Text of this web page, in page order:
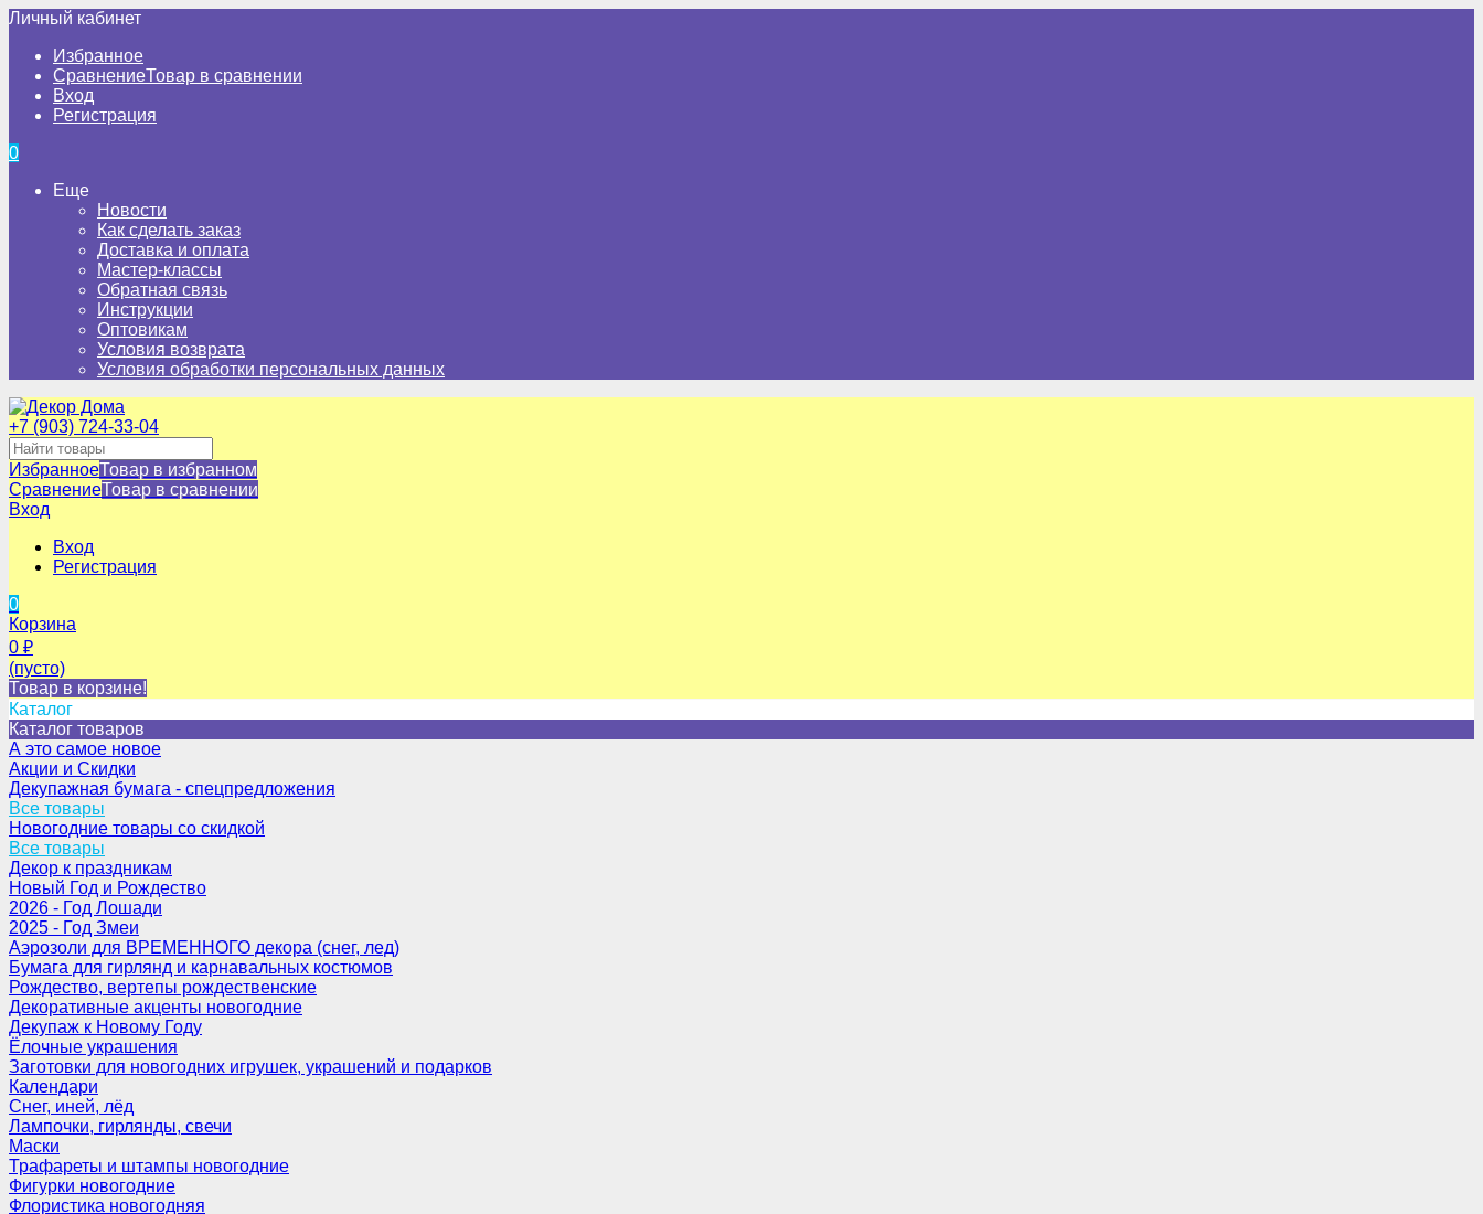
Личный кабинет
Избранное
СравнениеТовар в сравнении
Вход
Регистрация
0
Еще
Новости
Как сделать заказ
Доставка и оплата
Мастер-классы
Обратная связь
Инструкции
Оптовикам
Условия возврата
Условия обработки персональных данных
+7 (903) 724-33-04
ИзбранноеТовар в избранном
СравнениеТовар в сравнении
Вход
Вход
Регистрация
0
Корзина
0 ₽
(пусто)
Товар в корзине!
Каталог
Каталог товаров
А это самое новое
Акции и Скидки
Декупажная бумага - спецпредложения
Все товары
Новогодние товары со скидкой
Все товары
Декор к праздникам
Новый Год и Рождество
2026 - Год Лошади
2025 - Год Змеи
Аэрозоли для ВРЕМЕННОГО декора (снег, лед)
Бумага для гирлянд и карнавальных костюмов
Рождество, вертепы рождественские
Декоративные акценты новогодние
Декупаж к Новому Году
Ёлочные украшения
Заготовки для новогодних игрушек, украшений и подарков
Календари
Снег, иней, лёд
Лампочки, гирлянды, свечи
Маски
Трафареты и штампы новогодние
Фигурки новогодние
Флористика новогодняя